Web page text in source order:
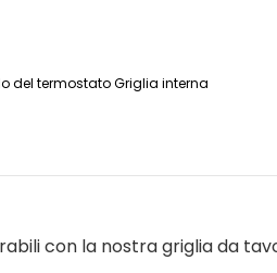
del termostato Griglia interna
con la nostra griglia da